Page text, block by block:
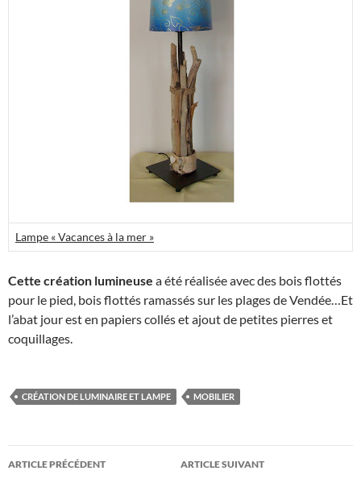
Lampe « Vacances à la mer »
Cette création lumineuse a été réalisée avec des bois flottés
pour le pied, bois flottés ramassés sur les plages de Vendée…Et
l’abat jour est en papiers collés et ajout de petites pierres et
coquillages.
CRÉATION DE LUMINAIRE ET LAMPE MOBILIER
Navigation
ARTICLE PRÉCÉDENT ARTICLE SUIVANT